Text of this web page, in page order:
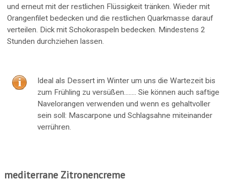
und erneut mit der restlichen Flüssigkeit tränken. Wieder mit
Orangenfilet bedecken und die restlichen Quarkmasse darauf
verteilen. Dick mit Schokoraspeln bedecken. Mindestens 2
Stunden durchziehen lassen.
Ideal als Dessert im Winter um uns die Wartezeit bis
zum Frühling zu versüßen........ Sie können auch saftige
Navelorangen verwenden und wenn es gehaltvoller
sein soll: Mascarpone und Schlagsahne miteinander
verrühren.
mediterrane Zitronencreme